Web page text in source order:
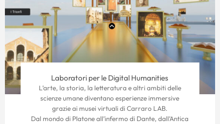
Laboratori per le Digital Humanities
L’arte, la storia, la letteratura e altri ambiti delle
scienze umane diventano esperienze immersive
grazie ai musei virtuali di Carraro LAB.
Dal mondo di Platone all’infermo di Dante, dall’Antica